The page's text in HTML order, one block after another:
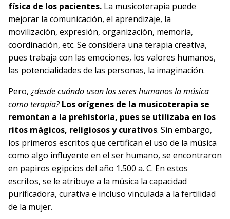
física de los pacientes. La musicoterapia puede
mejorar la comunicación, el aprendizaje, la
movilización, expresión, organización, memoria,
coordinación, etc. Se considera una terapia creativa,
pues trabaja con las emociones, los valores humanos,
las potencialidades de las personas, la imaginación.
Pero,¿desde cuándo usan los seres humanos la música
como terapia?Los orígenes de la musicoterapia se
remontan a la prehistoria, pues se utilizaba en los
ritos mágicos, religiosos y curativos. Sin embargo,
los primeros escritos que certifican el uso de la música
como algo influyente en el ser humano, se encontraron
en papiros egipcios del año 1.500 a. C. En estos
escritos, se le atribuye a la música la capacidad
purificadora, curativa e incluso vinculada a la fertilidad
de la mujer.